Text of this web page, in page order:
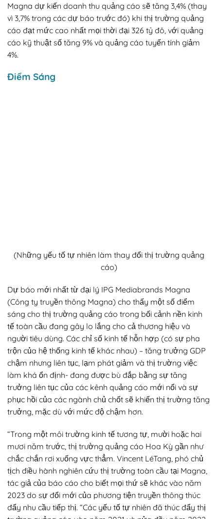
Magna dự kiến doanh thu quảng cáo sẽ tăng 3,4% (thay
vì 3,7% trong các dự báo trước đó) khi thị trường quảng
cáo đạt mức cao nhất mọi thời đại 326 tỷ đô, với quảng
cáo kỹ thuật số tăng 9% và quảng cáo tuyến tính giảm
4%.
Điểm Sáng
(Những yếu tố tự nhiên làm thay đổi thị trường quảng
cáo)
Dự báo mới nhất từ đại lý IPG Mediabrands Magna
(Công ty truyền thông Magna) cho thấy một số điểm
sáng cho thị trường quảng cáo trong bối cảnh nền kinh
tế toàn cầu đang gây lo lắng cho cả thương hiệu và
người tiêu dùng. Các chỉ số kinh tế hỗn hợp (có sự pha
trộn của hệ thống kinh tế khác nhau) – tăng trưởng GDP
chậm nhưng liên tục, lạm phát giảm và thị trường việc
làm khá ổn định- đang được bù đắp bằng sự tăng
trưởng liên tục của các kênh quảng cáo mới nổi và sự
phục hồi của các ngành chủ chốt sẽ khiến thị trường tăng
trưởng, mặc dù với mức độ chậm hơn.
“Trong một môi trường kinh tế tương tự, mười hoặc hai
mươi năm trước, thị trường quảng cáo Hoa Kỳ gần như
chắc chắn rơi xuống vực thẳm. Vincent LéTang, phó chủ
tịch điều hành nghiên cứu thị trường toàn cầu tại Magna,
tác giả của báo cáo cho biết mọi thứ sẽ khác vào năm
2023 do sự đổi mới của phương tiện truyền thông thúc
đẩy nhu cầu tiếp thị. “Các yếu tố tự nhiên đã thúc đẩy thị